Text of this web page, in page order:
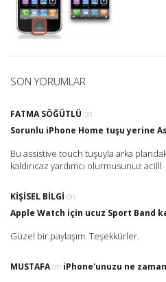
SON YORUMLAR
FATMA SÖĞÜTLÜ on
Sorunlu iPhone Home tuşu yerine
Bu assistive touch tuşuyla arka
kaldırıcaz yardımcı olurmusunuz acilll
KIŞISEL BILGI on
Apple Watch için ucuz Sport Band
Güzel bir paylaşım. Teşekkürler.
MUSTAFAon iPhone'unuzu ne